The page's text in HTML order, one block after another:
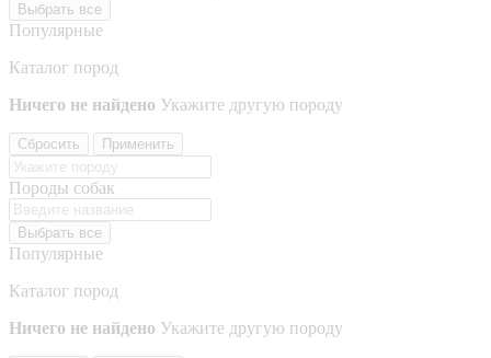
Выбрать все
Популярные
Каталог пород
Ничего не найдено Укажите другую породу
Сбросить Применить
Породы собак
Выбрать все
Популярные
Каталог пород
Ничего не найдено Укажите другую породу